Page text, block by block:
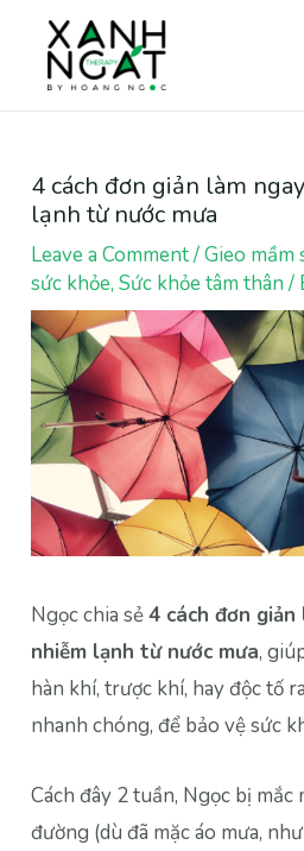
content
4 cách đơn giản làm
lạnh từ nước mưa
Leave a Comment/Gieo mầm
sức khỏe,Sức khỏe tâm thân/
Ngọc chia sẻ4 cách đơn
nhiễm lạnh từ nước mưa,
hàn khí, trược khí, hay độc tố
nhanh chóng, để bảo vệ sức
Cách đây 2 tuần, Ngọc bị
đường (dù đã mặc áo mưa,